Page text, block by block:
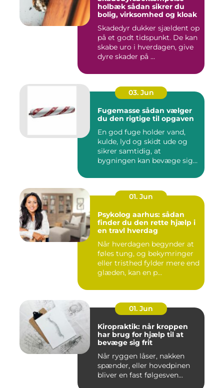
holbæk sådan sikrer du
bolig, virksomhed og kloak
Skadedyr dukker sjældent op
på et godt tidspunkt. De kan
skabe uro i hverdagen, give
dyre skader på ...
03. Jun
Fugemasse sådan vælger
du den rigtige til opgaven
En god fuge holder vand,
kulde, lyd og skidt ude og
sikrer samtidig, at
bygningen kan bevæge sig
01. Jun
Psykolog aarhus: sådan
finder du den rette hjælp i
en travl hverdag
Når hverdagen begynder at
føles tung, og bekymringer
eller tristhed fylder mere end
glæden, kan en p...
01. Jun
Kiropraktik: når kroppen
har brug for hjælp til at
bevæge sig frit
Når ryggen låser, nakken
spænder, eller hovedpinen
bliver en fast følgesven...